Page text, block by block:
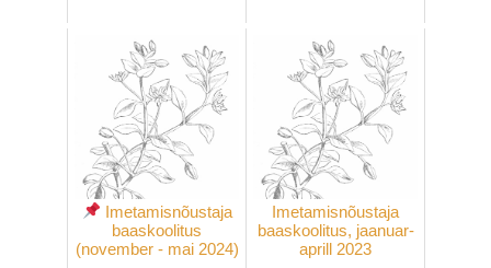
Imetamisnõustaja
baaskoolitus
(november - mai 2024)
Imetamisnõustaja
baaskoolitus, jaanuar-
aprill 2023